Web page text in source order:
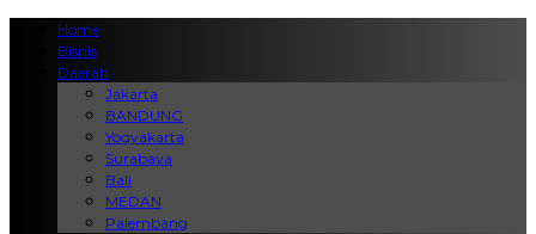
Home
Bisnis
Daerah
Jakarta
BANDUNG
Yogyakarta
Surabaya
Bali
MEDAN
Palembang